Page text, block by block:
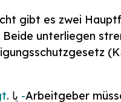
gibt es zwei
Beide unterliegen
Arbeitgeber
یا .